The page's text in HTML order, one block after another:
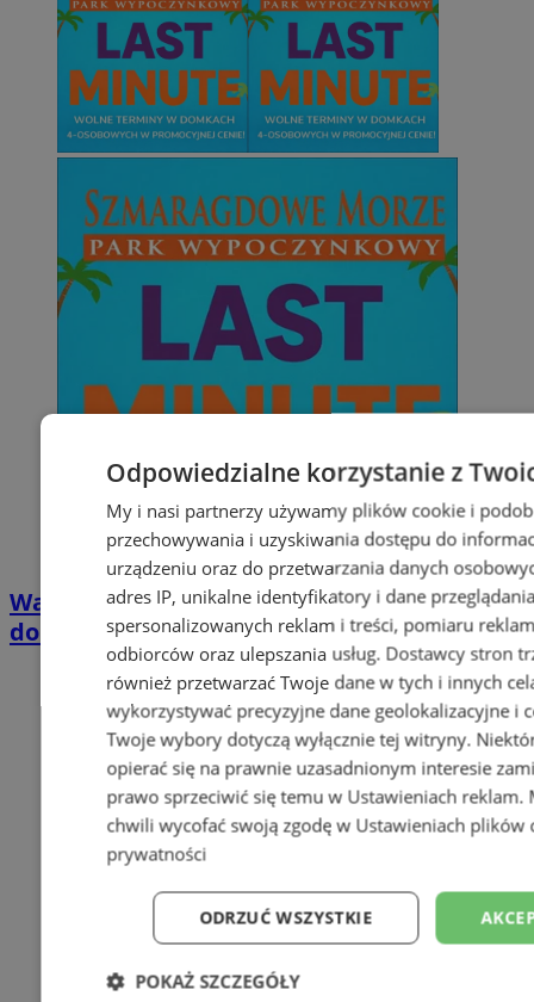
Wakacyjny wypoczynek nad Bałtykiem w
domkach Szmaragdowe Morze
Odpowiedzialne korzystanie z
My i nasi partnerzy używamy plików cookie i
przechowywania i uzyskiwania dostępu do
urządzeniu oraz do przetwarzania danych
adres IP, unikalne identyfikatory i dane
spersonalizowanych reklam i treści, pomiaru
odbiorców oraz ulepszania usług. Dostawcy stron
również przetwarzać Twoje dane w tych i innych
wykorzystywać precyzyjne dane geolokalizacyjne i
Twoje wybory dotyczą wyłącznie tej witryny.
opierać się na prawnie uzasadnionym interesie
prawo sprzeciwić się temu w Ustawieniach reklam.
chwili wycofać swoją zgodę w Ustawieniach plików
prywatności
ODRZUĆ WSZYSTKIE
POKAŻ SZCZEGÓŁY